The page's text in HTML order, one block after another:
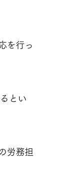
を行っ
とい
労務担